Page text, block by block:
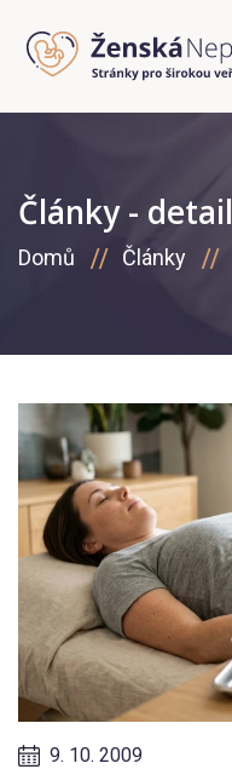
Články - detail
Domů Články
9. 10. 2009